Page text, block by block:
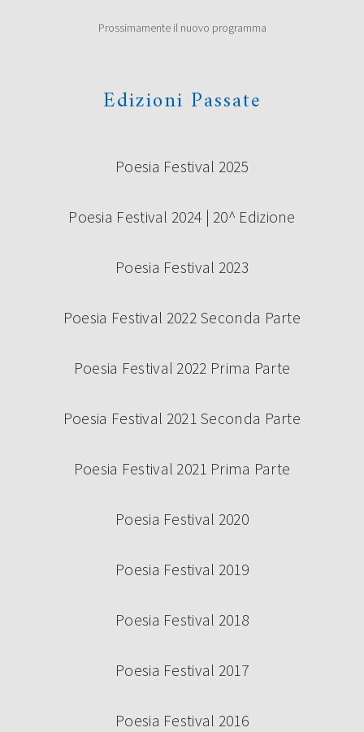
Prossimamente il nuovo programma
Edizioni Passate
Poesia Festival 2025
Poesia Festival 2024 | 20^ Edizione
Poesia Festival 2023
Poesia Festival 2022 Seconda Parte
Poesia Festival 2022 Prima Parte
Poesia Festival 2021 Seconda Parte
Poesia Festival 2021 Prima Parte
Poesia Festival 2020
Poesia Festival 2019
Poesia Festival 2018
Poesia Festival 2017
Poesia Festival 2016